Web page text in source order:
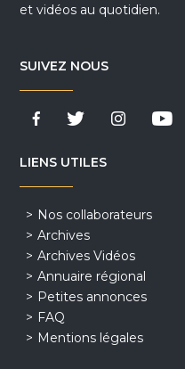
et vidéos au quotidien.
SUIVEZ NOUS
LIENS UTILES
Nos collaborateurs
Archives
Archives Vidéos
Annuaire régional
Petites annonces
FAQ
Mentions légales